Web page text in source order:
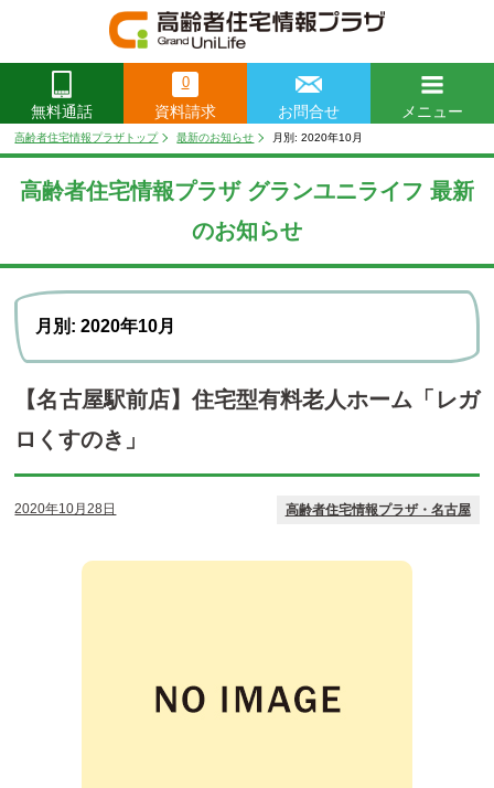
無料通話
0
資料請求 お問合せ
メニュー
高齢者住宅情報プラザトップ 最新のお知らせ 月別: 2020年10月
高齢者住宅情報プラザ グランユニライフ 最新
のお知らせ
月別: 2020年10月
【名古屋駅前店】住宅型有料老人ホーム「レガ
ロくすのき」
2020年10月28日 高齢者住宅情報プラザ・名古屋